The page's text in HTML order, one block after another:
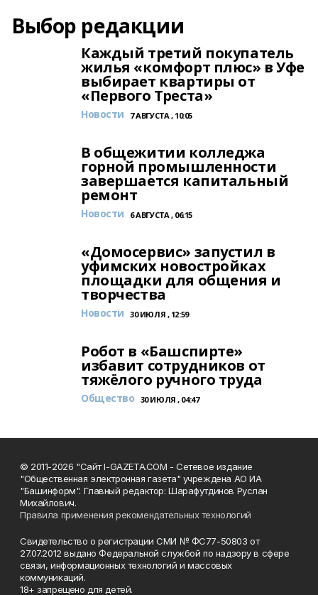
Выбор редакции
Каждый третий покупатель
жилья «комфорт плюс» в Уфе
выбирает квартиры от
«Первого Треста»
Новости 7 АВГУСТА , 10:05
В общежитии колледжа
горной промышленности
завершается капитальный
ремонт
Новости 6 АВГУСТА , 06:15
«Домосервис» запустил в
уфимских новостройках
площадки для общения и
творчества
Новости 30 ИЮЛЯ , 12:59
Робот в «Башспирте»
избавит сотрудников от
тяжёлого ручного труда
Общество 30 ИЮЛЯ , 04:47
© 2011-2026 "Сайт I-GAZETA.COM - Сетевое издание
"Общественная электронная газета" учреждена АО ИА
"Башинформ". Главный редактор: Шарафутдинов Руслан
Михайлович.
Правила применения рекомендательных технологий
Свидетельство о регистрации СМИ № ФС77-50803 от
27.07.2012 выдано Федеральной службой по надзору в сфере
связи, информационных технологий и массовых
коммуникаций.
18+ запрещено для детей.